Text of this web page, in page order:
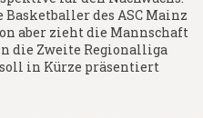
des ASC Mainz
aber zieht die Mannschaft
die Zweite Regionalliga
in Kürze präsentiert